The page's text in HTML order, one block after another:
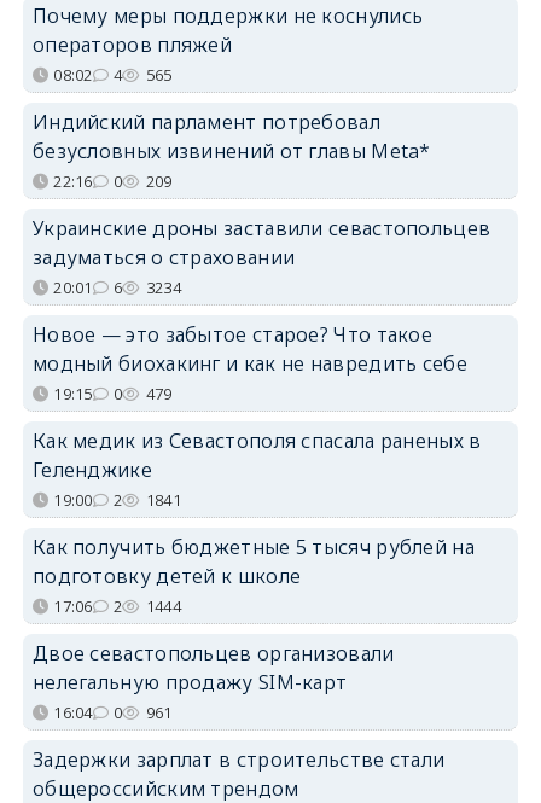
Почему меры поддержки не коснулись
операторов пляжей
08:02 4 565
Индийский парламент потребовал
безусловных извинений от главы Meta*
22:16 0 209
Украинские дроны заставили севастопольцев
задуматься о страховании
20:01 6 3234
Новое — это забытое старое? Что такое
модный биохакинг и как не навредить себе
19:15 0 479
Как медик из Севастополя спасала раненых в
Геленджике
19:00 2 1841
Как получить бюджетные 5 тысяч рублей на
подготовку детей к школе
17:06 2 1444
Двое севастопольцев организовали
нелегальную продажу SIM-карт
16:04 0 961
Задержки зарплат в строительстве стали
общероссийским трендом